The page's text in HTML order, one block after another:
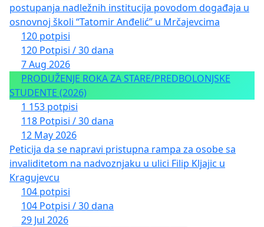
postupanja nadležnih institucija povodom događaja u
osnovnoj školi “Tatomir Anđelić” u Mrčajevcima
120 potpisi
120 Potpisi / 30 dana
7 Aug 2026
PRODUŽENJE ROKA ZA STARE/PREDBOLONJSKE
STUDENTE (2026)
1 153 potpisi
118 Potpisi / 30 dana
12 May 2026
Peticija da se napravi pristupna rampa za osobe sa
invaliditetom na nadvoznjaku u ulici Filip Kljajic u
Kragujevcu
104 potpisi
104 Potpisi / 30 dana
29 Jul 2026